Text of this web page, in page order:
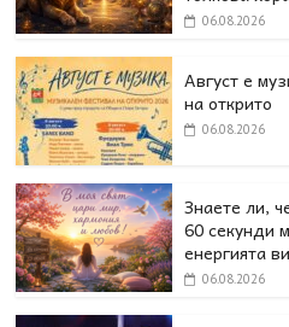
06.08.2026
Август е
на открито
06.08.2026
Знаете ли,
60 секунди
енергията
06.08.2026